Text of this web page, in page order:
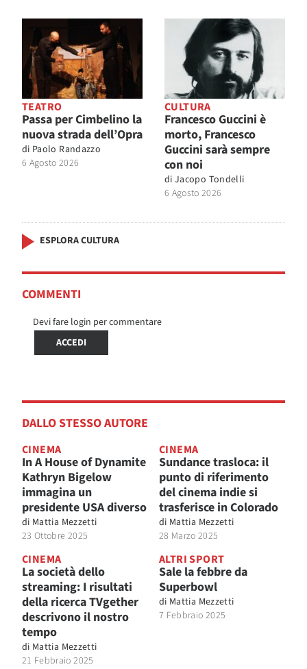
TEATRO
Passa per Cimbelino la
nuova strada dell’Opra
di Paolo Randazzo
6 Agosto 2026
CULTURA
Francesco Guccini è
morto, Francesco
Guccini sarà sempre
con noi
di Jacopo Tondelli
6 Agosto 2026
ESPLORA CULTURA
COMMENTI
Devi fare login per commentare
ACCEDI
DALLO STESSO AUTORE
CINEMA
In A House of Dynamite
Kathryn Bigelow
immagina un
presidente USA diverso
di Mattia Mezzetti
23 Ottobre 2025
CINEMA
Sundance trasloca: il
punto di riferimento
del cinema indie si
trasferisce in Colorado
di Mattia Mezzetti
28 Marzo 2025
CINEMA
La società dello
streaming: I risultati
della ricerca TVgether
descrivono il nostro
tempo
di Mattia Mezzetti
21 Febbraio 2025
ALTRI SPORT
Sale la febbre da
Superbowl
di Mattia Mezzetti
7 Febbraio 2025